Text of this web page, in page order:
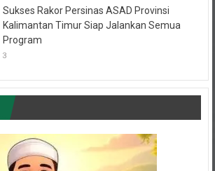
Kalimantan Timur Siap Jalankan Semua
Program
3